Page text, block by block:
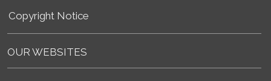
Copyright Notice
OUR WEBSITES